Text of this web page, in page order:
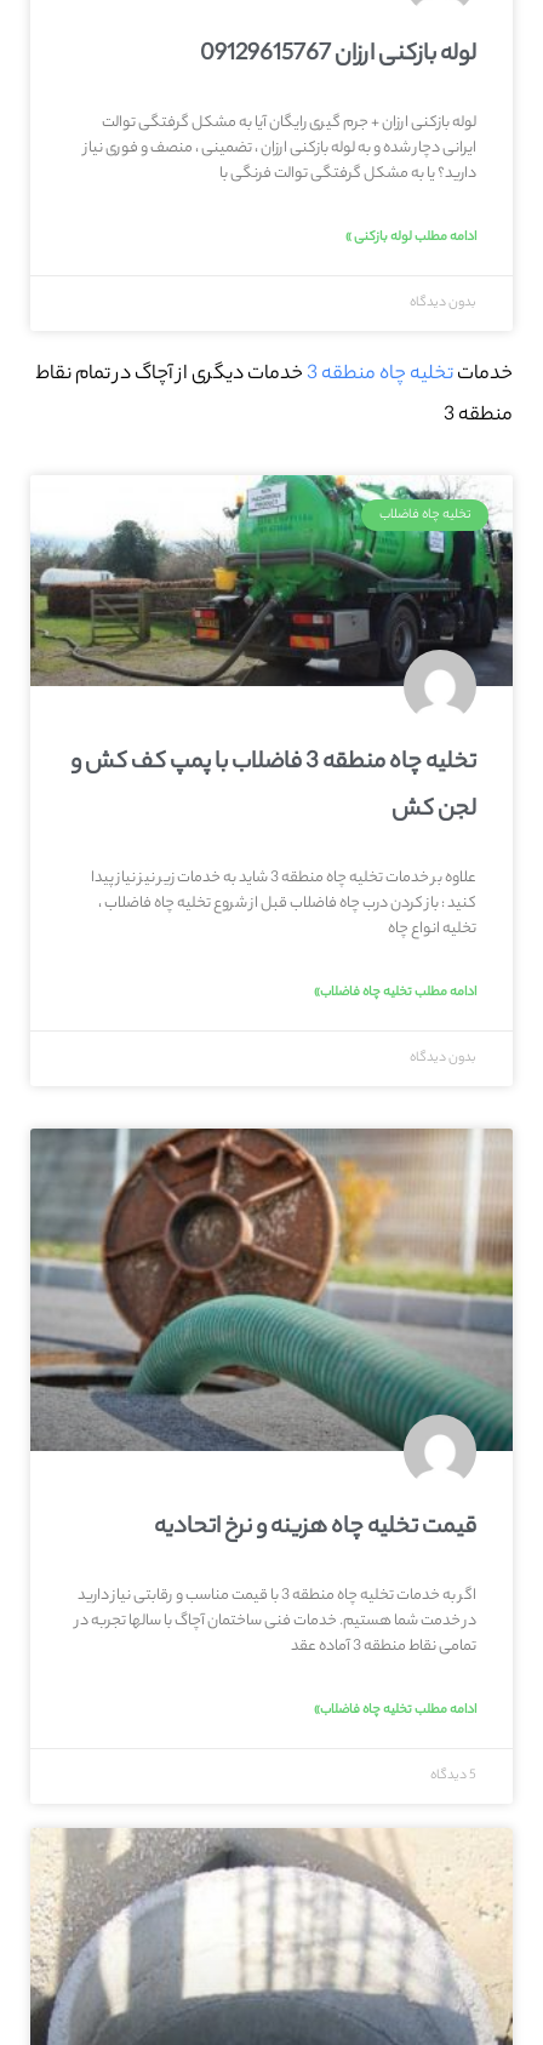
لوله بازکنی ارزان 09129615767
لوله بازکنی ارزان + جرم گیری رایگان آیا به مشکل گرفتگی توالت
ایرانی دچار شده و به لوله بازکنی ارزان ، تضمینی ، منصف و فوری نیاز
دارید؟ یا به مشکل گرفتگی توالت فرنگی با
ادامه مطلب لوله بازکنی »
بدون دیدگاه
خدماتتخلیه چاه منطقه 3
خدمات دیگری از آچاگ در تمام نقاط
منطقه 3
تخلیه چاه فاضلاب
تخلیه چاه منطقه 3 فاضلاب با پمپ کف کش و
لجن کش
علاوه بر خدمات تخلیه چاه منطقه 3 شاید به خدمات زیر نیز نیاز پیدا
کنید : باز کردن درب چاه فاضلاب قبل از شروع تخلیه چاه فاضلاب ،
تخلیه انواع چاه
ادامه مطلب تخلیه چاه فاضلاب»
بدون دیدگاه
قیمت تخلیه چاه هزینه و نرخ اتحادیه
اگر به خدمات تخلیه چاه منطقه 3 با قیمت مناسب و رقابتی نیاز دارید
در خدمت شما هستیم. خدمات فنی ساختمان آچاگ با سالها تجربه در
تمامی نقاط منطقه 3 آماده عقد
ادامه مطلب تخلیه چاه فاضلاب»
5 دیدگاه